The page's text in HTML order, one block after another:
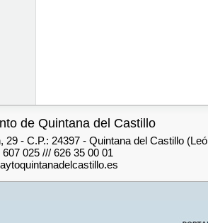
de Quintana del Castillo
29 - C.P.: 24397 - Quintana del Castillo
607 025 /// 626 35 00 01